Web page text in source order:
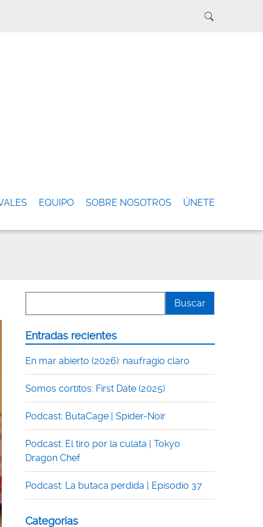
EQUIPO SOBRE NOSOTROS ÚNETE
Entradas recientes
En mar abierto (2026): naufragio claro
Somos cortitos: First Date (2025)
Podcast: ButaCage | Spider-Noir
Podcast: El tiro por la culata | Tokyo
Dragon Chef
Podcast: La butaca perdida | Episodio 37
Categorías